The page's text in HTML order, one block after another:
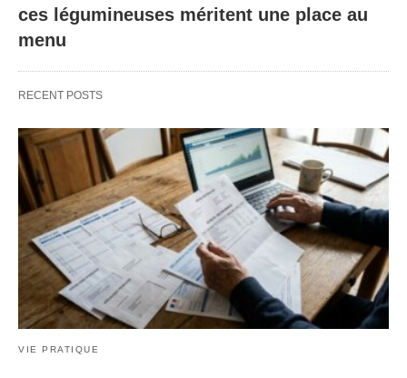
ces légumineuses méritent une place au
menu
RECENT POSTS
VIE PRATIQUE